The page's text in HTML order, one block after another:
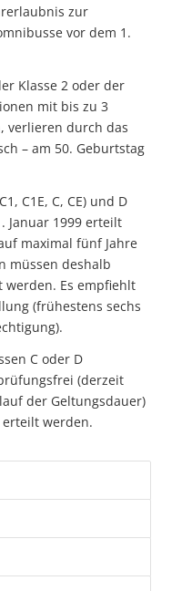
zur
vor dem 1.
Klasse 2 oder der
mit bis zu 3
verlieren durch das
– am 50. Geburtstag
C1E, C, CE) und D
Januar 1999 erteilt
maximal fünf Jahre
müssen deshalb
Es empfiehlt
(frühestens sechs
C oder D
(derzeit
der Geltungsdauer)
erteilt werden.